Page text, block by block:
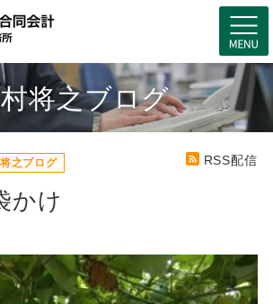
将之ブログ
RSS配信
之ブログ
かけ